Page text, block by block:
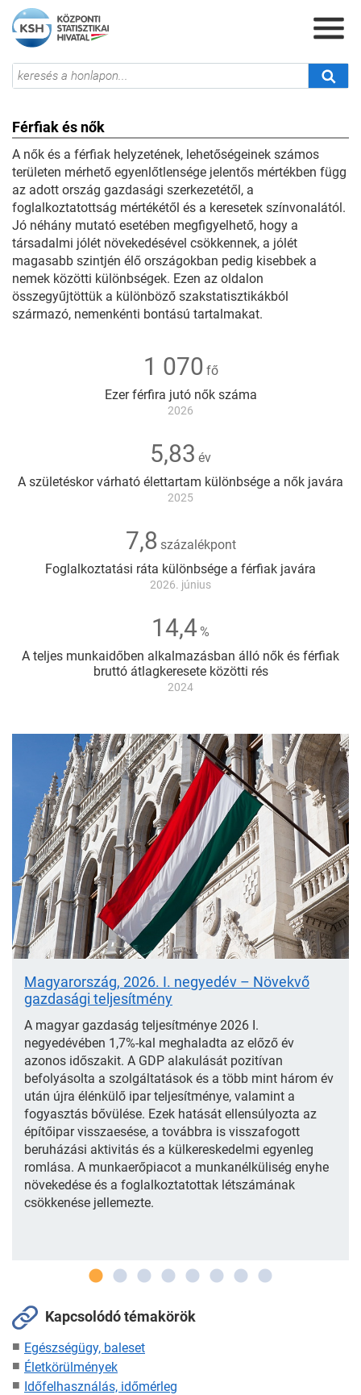
Férfiak és nők
A nők és a férfiak helyzetének, lehetőségeinek számos
területen mérhető egyenlőtlensége jelentős mértékben függ
az adott ország gazdasági szerkezetétől, a
foglalkoztatottság mértékétől és a keresetek színvonalától.
Jó néhány mutató esetében megfigyelhető, hogy a
társadalmi jólét növekedésével csökkennek, a jólét
magasabb szintjén élő országokban pedig kisebbek a
nemek közötti különbségek. Ezen az oldalon
összegyűjtöttük a különböző szakstatisztikákból
származó, nemenkénti bontású tartalmakat.
1 070 fő
Ezer férfira jutó nők száma
2026
5,83 év
A születéskor várható élettartam különbsége a nők javára
2025
7,8 százalékpont
Foglalkoztatási ráta különbsége a férfiak javára
2026. június
14,4%
A teljes munkaidőben alkalmazásban álló nők és férfiak
bruttó átlagkeresete közötti rés
2024
Magyarország, 2026. I. negyedév – Növekvő
gazdasági teljesítmény
A magyar gazdaság teljesítménye 2026 I.
negyedévében 1,7%-kal meghaladta az előző év
azonos időszakit. A GDP alakulását pozitívan
befolyásolta a szolgáltatások és a több mint három év
után újra élénkülő ipar teljesítménye, valamint a
fogyasztás bővülése. Ezek hatását ellensúlyozta az
építőipar visszaesése, a továbbra is visszafogott
beruházási aktivitás és a külkereskedelmi egyenleg
romlása. A munkaerőpiacot a munkanélküliség enyhe
növekedése és a foglalkoztatottak létszámának
csökkenése jellemezte.
Kapcsolódó témakörök
Egészségügy, baleset
Életkörülmények
Időfelhasználás, időmérleg